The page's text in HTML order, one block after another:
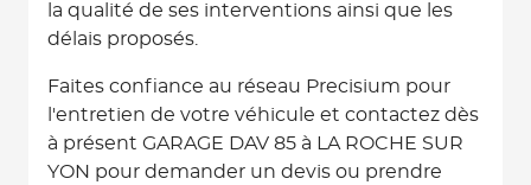
la qualité de ses interventions ainsi que les
délais proposés.
Faites confiance au réseau Precisium pour
l'entretien de votre véhicule et contactez dès
à présent GARAGE DAV 85 à LA ROCHE SUR
YON pour demander un devis ou prendre